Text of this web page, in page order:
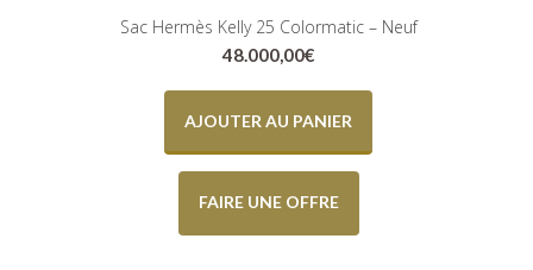
Sac Hermès Kelly 25 Colormatic – Neuf
48.000,00€
AJOUTER AU PANIER
FAIRE UNE OFFRE